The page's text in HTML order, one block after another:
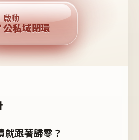
公域流量
鐵粉
回購複利
啟動
公私域閉環
就跟著歸零？